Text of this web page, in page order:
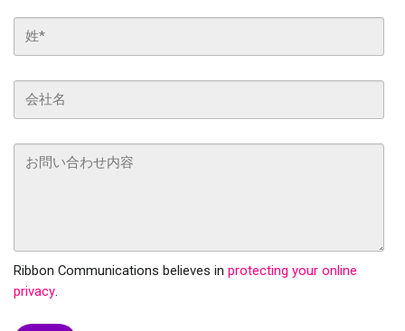
Ribbon Communications believes in protecting your online
privacy.